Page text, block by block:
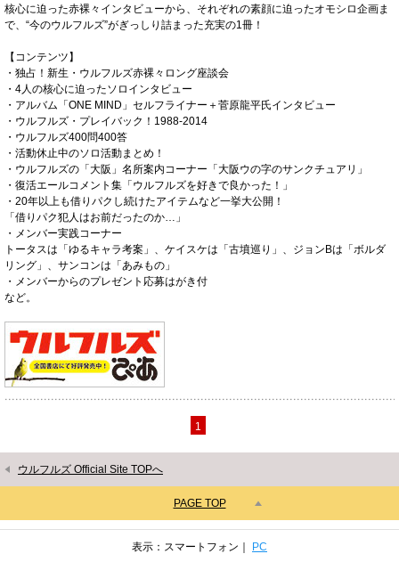
核心に迫った赤裸々インタビューから、それぞれの素顔に迫ったオモシロ企画ま
で、“今のウルフルズ”がぎっしり詰まった充実の1冊！
【コンテンツ】
・独占！新生・ウルフルズ赤裸々ロング座談会
・4人の核心に迫ったソロインタビュー
・アルバム「ONE MIND」セルフライナー＋菅原龍平氏インタビュー
・ウルフルズ・プレイバック！1988-2014
・ウルフルズ400問400答
・活動休止中のソロ活動まとめ！
・ウルフルズの「大阪」名所案内コーナー「大阪ウの字のサンクチュアリ」
・復活エールコメント集「ウルフルズを好きで良かった！」
・20年以上も借りパクし続けたアイテムなど一挙大公開！
「借りパク犯人はお前だったのか…」
・メンバー実践コーナー
トータスは「ゆるキャラ考案」、ケイスケは「古墳巡り」、ジョンBは「ボルダ
リング」、サンコンは「あみもの」
・メンバーからのプレゼント応募はがき付
など。
1
ウルフルズ Official Site TOPへ
PAGE TOP
表示：スマートフォン｜ PC